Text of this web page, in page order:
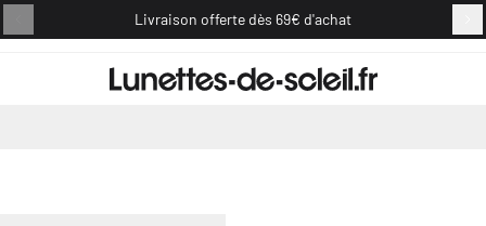
Livraison offerte dès 69€ d'achat